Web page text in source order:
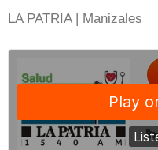
LA PATRIA | Manizales